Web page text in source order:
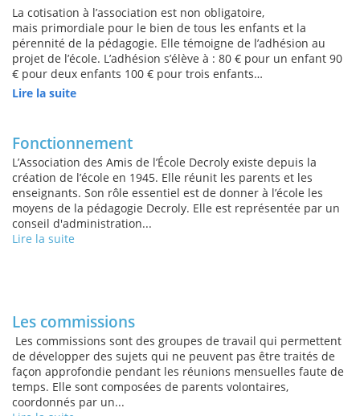
La cotisation à l’association est non obligatoire,
mais primordiale pour le bien de tous les enfants et la
pérennité de la pédagogie. Elle témoigne de l’adhésion au
projet de l’école. L’adhésion s’élève à : 80 € pour un enfant 90
€ pour deux enfants 100 € pour trois enfants…
Lire la suite
Fonctionnement
L’Association des Amis de l’École Decroly existe depuis la
création de l’école en 1945. Elle réunit les parents et les
enseignants. Son rôle essentiel est de donner à l’école les
moyens de la pédagogie Decroly. Elle est représentée par un
conseil d'administration...
Lire la suite
Les commissions
Les commissions sont des groupes de travail qui permettent
de développer des sujets qui ne peuvent pas être traités de
façon approfondie pendant les réunions mensuelles faute de
temps. Elle sont composées de parents volontaires,
coordonnés par un...